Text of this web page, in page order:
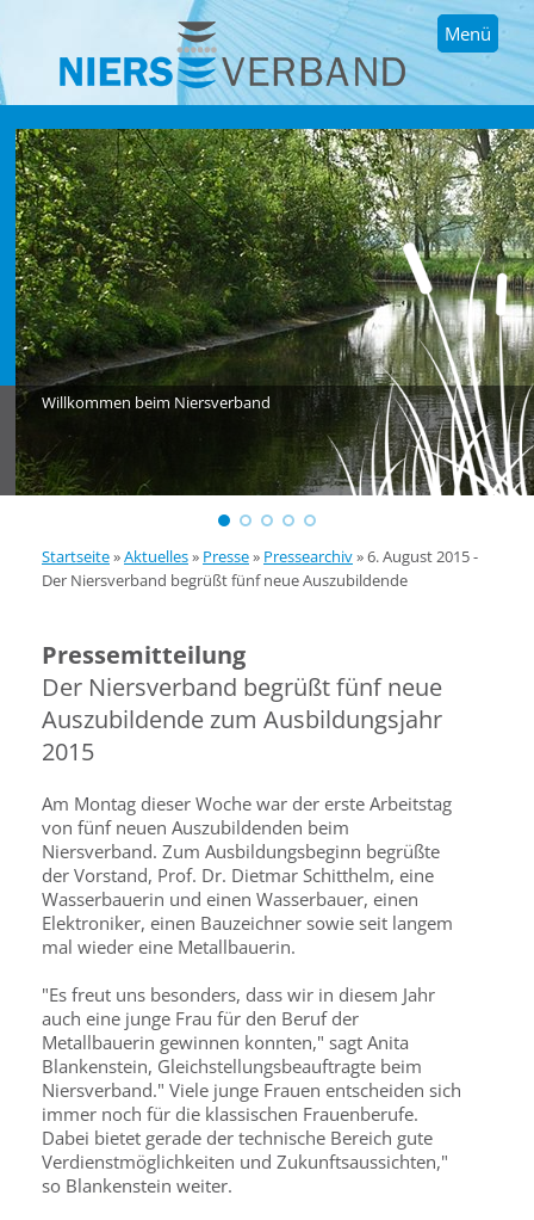
Menü
Willkommen beim Niersverband
Startseite»Aktuelles» Presse» Pressearchiv»6. August 2015 -
Der Niersverband begrüßt fünf neue Auszubildende
Pressemitteilung
Der Niersverband begrüßt fünf neue
Auszubildende zum Ausbildungsjahr
2015
Am Montag dieser Woche war der erste Arbeitstag
von fünf neuen Auszubildenden beim
Niersverband. Zum Ausbildungsbeginn begrüßte
der Vorstand, Prof. Dr. Dietmar Schitthelm, eine
Wasserbauerin und einen Wasserbauer, einen
Elektroniker, einen Bauzeichner sowie seit langem
mal wieder eine Metallbauerin.
"Es freut uns besonders, dass wir in diesem Jahr
auch eine junge Frau für den Beruf der
Metallbauerin gewinnen konnten," sagt Anita
Blankenstein, Gleichstellungsbeauftragte beim
Niersverband." Viele junge Frauen entscheiden sich
immer noch für die klassischen Frauenberufe.
Dabei bietet gerade der technische Bereich gute
Verdienstmöglichkeiten und Zukunftsaussichten,"
so Blankenstein weiter.